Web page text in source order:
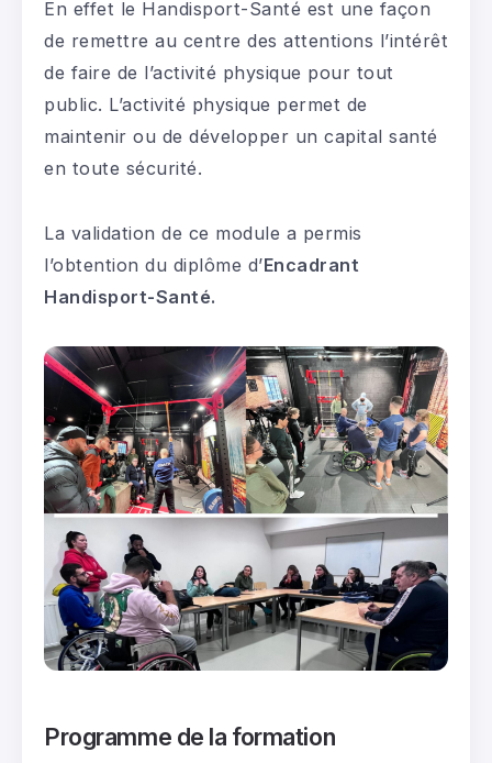
En effet le Handisport-Santé est une façon
de remettre au centre des attentions l’intérêt
de faire de l’activité physique pour tout
public. L’activité physique permet de
maintenir ou de développer un capital santé
en toute sécurité.
La validation de ce module a permis
l’obtention du diplôme d’Encadrant
Handisport-Santé.
Programme de la formation